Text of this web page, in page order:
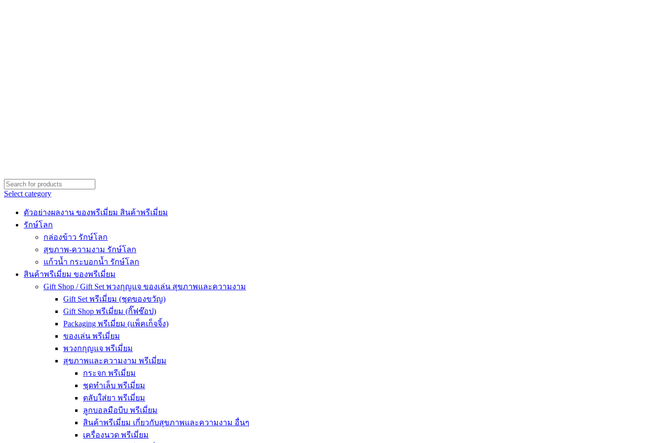
Select category
ตัวอย่างผลงาน ของพรีเมี่ยม สินค้าพรีเมี่ยม
รักษ์โลก
กล่องข้าว รักษ์โลก
สุขภาพ-ความงาม รักษ์โลก
แก้วน้ำ กระบอกน้ำ รักษ์โลก
สินค้าพรีเมี่ยม ของพรีเมี่ยม
Gift Shop / Gift Set พวงกุญแจ ของเล่น สุขภาพและความงาม
Gift Set พรีเมี่ยม (ชุดของขวัญ)
Gift Shop พรีเมี่ยม (กิ๊ฟช๊อป)
Packaging พรีเมี่ยม (แพ็คเก็จจิ้ง)
ของเล่น พรีเมี่ยม
พวงกกุญแจ พรีเมี่ยม
สุขภาพและความงาม พรีเมี่ยม
กระจก พรีเมี่ยม
ชุดทำเล็บ พรีเมี่ยม
ตลับใส่ยา พรีเมี่ยม
ลูกบอลมือบีบ พรีเมี่ยม
สินค้าพรีเมี่ยม เกี่ยวกับสุขภาพและความงาม อื่นๆ
เครื่องนวด พรีเมี่ยม